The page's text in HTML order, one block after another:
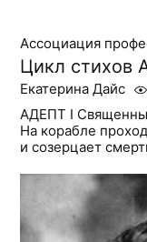
Ассоциация
Цикл стихов
Екатерина Дайс
АДЕПТ I
На корабле
и созерцает